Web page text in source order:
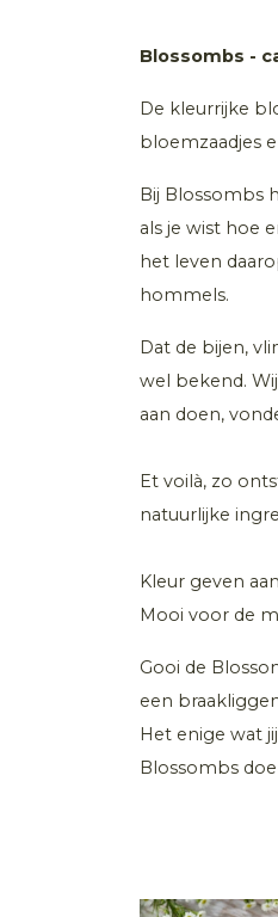
Blossombs -
De kleurrijke
bloemzaadjes
Bij Blossombs
als je wist hoe
het leven
hommels.
Dat de bijen,
wel bekend.
aan doen,
Et voilà, zo
natuurlijke
Kleur geven
Mooi voor de
Gooi de
een
Het enige wat
Blossombs